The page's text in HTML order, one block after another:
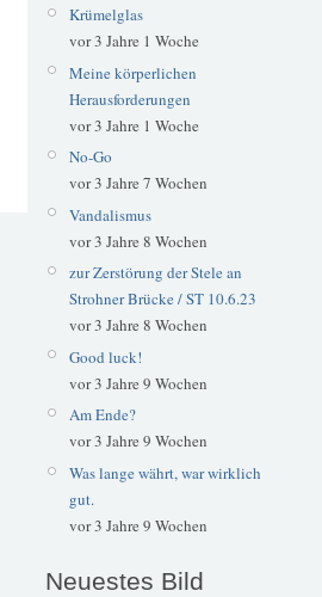
Krümelglas
vor 3 Jahre 1 Woche
Meine körperlichen
Herausforderungen
vor 3 Jahre 1 Woche
No-Go
vor 3 Jahre 7 Wochen
Vandalismus
vor 3 Jahre 8 Wochen
zur Zerstörung der Stele an
Strohner Brücke / ST 10.6.23
vor 3 Jahre 8 Wochen
Good luck!
vor 3 Jahre 9 Wochen
Am Ende?
vor 3 Jahre 9 Wochen
Was lange währt, war wirklich
gut.
vor 3 Jahre 9 Wochen
Neuestes Bild